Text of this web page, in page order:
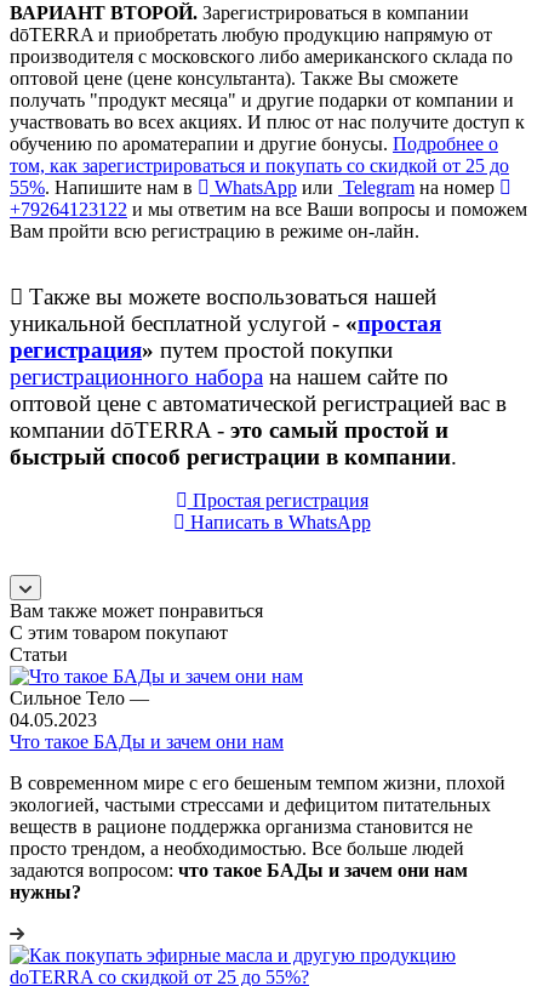
ВАРИАНТ ВТОРОЙ. Зарегистрироваться в компании
dōTERRA и приобретать любую продукцию напрямую от
производителя с московского либо американского склада по
оптовой цене (цене консультанта). Также Вы сможете
получать "продукт месяца" и другие подарки от компании и
участвовать во всех акциях. И плюс от нас получите доступ к
обучению по ароматерапии и другие бонусы. Подробнее о
том, как зарегистрироваться и покупать со скидкой от 25 до
55%. Напишите нам в WhatsApp или Telegram на номер
+79264123122 и мы ответим на все Ваши вопросы и поможем
Вам пройти всю регистрацию в режиме он-лайн.
Также вы можете воспользоваться нашей
уникальной бесплатной услугой - «простая
регистрация» путем простой покупки
регистрационного набора на нашем сайте по
оптовой цене с автоматической регистрацией вас в
компании dōTERRA - это самый простой и
быстрый способ регистрации в компании.
Простая регистрация
Написать в WhatsApp
Вам также может понравиться
С этим товаром покупают
Статьи
Сильное Тело —
04.05.2023
Что такое БАДы и зачем они нам
В современном мире с его бешеным темпом жизни, плохой
экологией, частыми стрессами и дефицитом питательных
веществ в рационе поддержка организма становится не
просто трендом, а необходимостью. Все больше людей
задаются вопросом: что такое БАДы и зачем они нам
нужны?